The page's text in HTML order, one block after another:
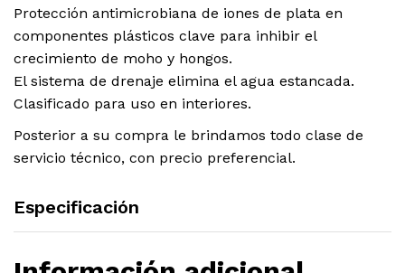
Protección antimicrobiana de iones de plata en
componentes plásticos clave para inhibir el
crecimiento de moho y hongos.
El sistema de drenaje elimina el agua estancada.
Clasificado para uso en interiores.
Posterior a su compra le brindamos todo clase de
servicio técnico, con precio preferencial.
Especificación